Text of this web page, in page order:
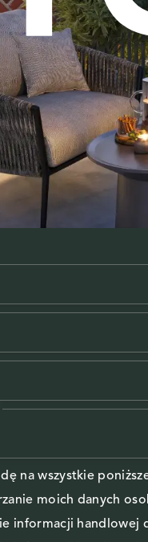
na wszystkie
moich danych
informacji handlowej